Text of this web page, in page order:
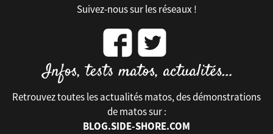
Suivez-nous sur les réseaux !
Retrouvez toutes les actualités matos, des démonstrations
de matos sur :
BLOG.SIDE-SHORE.COM